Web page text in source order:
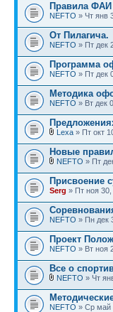
Правила ФАИ
NEFTO » Чт янв
От Пилагича.
NEFTO » Пт дек
Программа
NEFTO » Пт дек
Методика
NEFTO » Вт дек
Lexa » Пт окт
Новые
NEFTO » Пт
Присвоение
Serg » Пт ноя
NEFTO » Пн дек
Проект
NEFTO » Вт ноя
Все о
NEFTO » Чт
NEFTO » Ср май